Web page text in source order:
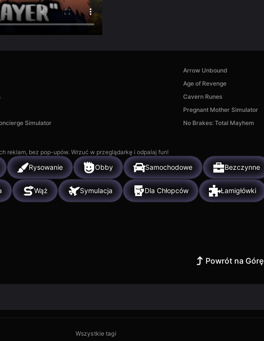
Arrow Unbound
Age of Revenge
Cavern Runes
Pregnant Mother Simulator
Simulator No Brakes: Total Mayhem
reklam, bez pop-upów. Wrzuć w przeglądarkę i odpalaj fun!
Rysowanie Obby Samochodowe Bezczynne
Wąż Symulacja Dla Chłopców Łamigłówki
Powrót na Górę
Wszystkie tagi